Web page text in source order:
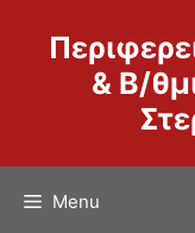
περιεχόμενο& Β/
Menu